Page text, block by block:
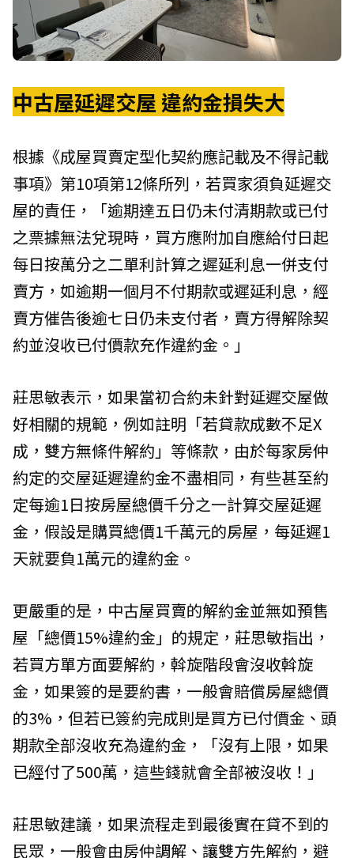
中古屋延遲交屋 違約金損失大
根據《成屋買賣定型化契約應記載及不得記載
事項》第10項第12條所列，若買家須負延遲交
屋的責任，「逾期達五日仍未付清期款或已付
之票據無法兌現時，買方應附加自應給付日起
每日按萬分之二單利計算之遲延利息一併支付
賣方，如逾期一個月不付期款或遲延利息，經
賣方催告後逾七日仍未支付者，賣方得解除契
約並沒收已付價款充作違約金。」
莊思敏表示，如果當初合約未針對延遲交屋做
好相關的規範，例如註明「若貸款成數不足X
成，雙方無條件解約」等條款，由於每家房仲
約定的交屋延遲違約金不盡相同，有些甚至約
定每逾1日按房屋總價千分之一計算交屋延遲
金，假設是購買總價1千萬元的房屋，每延遲1
天就要負1萬元的違約金。
更嚴重的是，中古屋買賣的解約金並無如預售
屋「總價15%違約金」的規定，莊思敏指出，
若買方單方面要解約，斡旋階段會沒收斡旋
金，如果簽的是要約書，一般會賠償房屋總價
的3%，但若已簽約完成則是買方已付價金、頭
期款全部沒收充為違約金，「沒有上限，如果
已經付了500萬，這些錢就會全部被沒收！」
莊思敏建議，如果流程走到最後實在貸不到的
民眾，一般會由房仲調解、讓雙方先解約，避